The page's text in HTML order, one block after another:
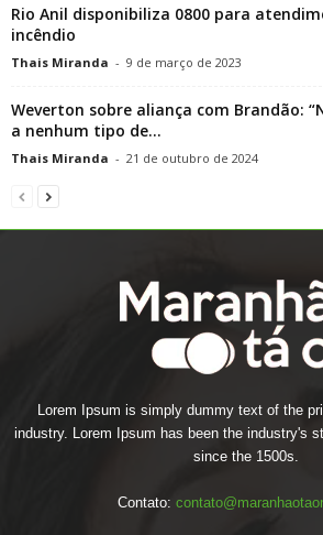
Rio Anil disponibiliza 0800 para
incêndio
Thais Miranda - 9 de março de 2023
Weverton sobre aliança com Brandão:
a nenhum tipo de...
Thais Miranda - 21 de outubro de 2024
Lorem Ipsum is simply dummy text of the
industry. Lorem Ipsum has been the industry's
since the 1500s.
Contato: